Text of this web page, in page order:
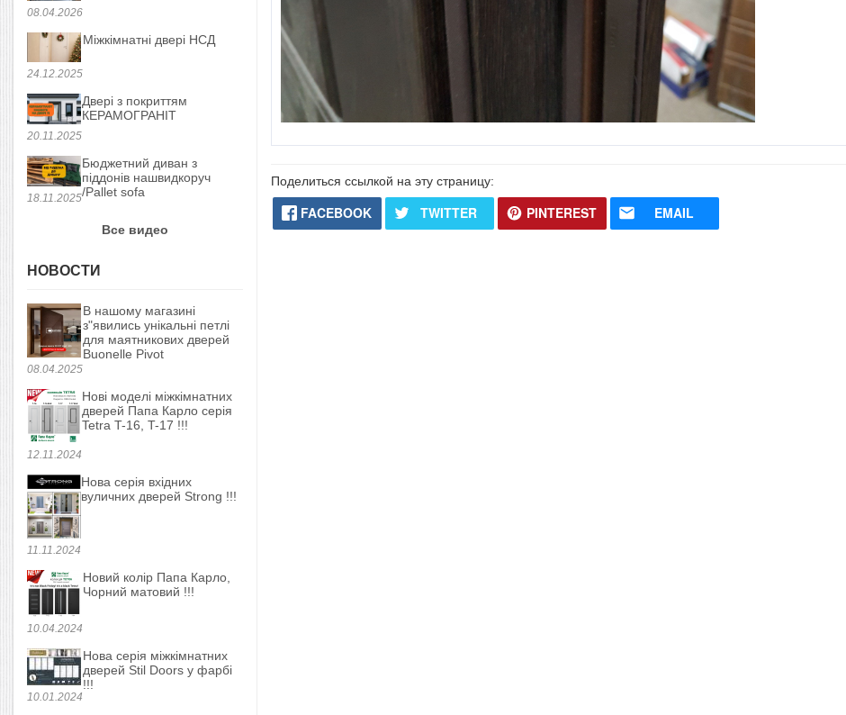
08.04.2026
24.12.2025
Міжкімнатні двері НСД
20.11.2025
Двері з покриттям
КЕРАМОГРАНІТ
18.11.2025
Бюджетний диван з
піддонів нашвидкоруч
/Pallet sofa
Все видео
НОВОСТИ
08.04.2025
В нашому магазині
з"явились унікальні петлі
для маятникових дверей
Buonelle Pivot
12.11.2024
Нові моделі міжкімнатних
дверей Папа Карло серія
Tetra T-16, T-17 !!!
11.11.2024
Нова серія вхідних
вуличних дверей Strong !!!
10.04.2024
Новий колір Папа Карло,
Чорний матовий !!!
10.01.2024
Нова серія міжкімнатних
дверей Stil Doors у фарбі
!!!
Поделиться ссылкой на эту страницу:
FACEBOOK TWITTER PINTEREST EMAIL